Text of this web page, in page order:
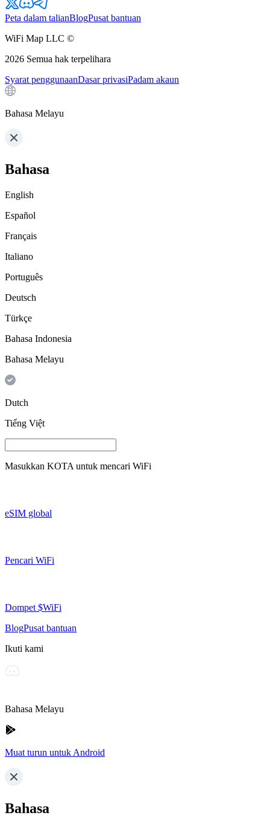
Peta dalam talianBlogPusat bantuan
WiFi Map LLC ©
2026 Semua hak terpelihara
Syarat penggunaanDasar privasiPadam akaun
Bahasa Melayu
Bahasa
English
Español
Français
Italiano
Português
Deutsch
Türkçe
Bahasa Indonesia
Bahasa Melayu
Dutch
Tiếng Việt
Masukkan KOTA untuk mencari WiFi
eSIM global
Pencari WiFi
Dompet $WiFi
BlogPusat bantuan
Ikuti kami
Bahasa Melayu
Muat turun untuk Android
Bahasa